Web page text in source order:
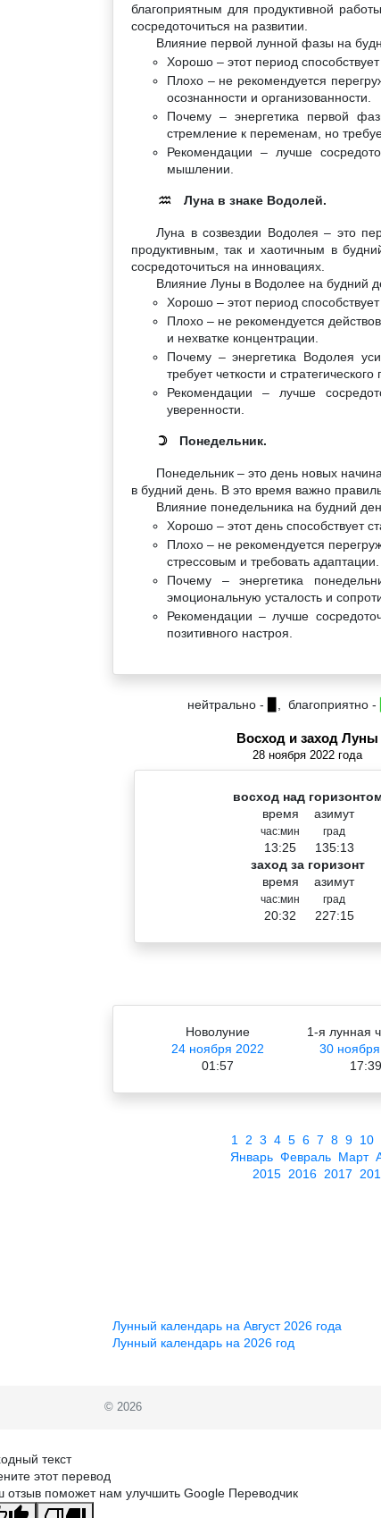
благоприятным для продуктивной
сосредоточиться на развитии.
Влияние первой лунной фазы на
Хорошо – этот период
Плохо – не рекомендуется
осознанности и организованности.
Почему – энергетика первой
стремление к переменам, но
Рекомендации – лучше
мышлении.
♒ Луна в знаке Водолей.
Луна в созвездии Водолея – это
продуктивным, так и хаотичным в
сосредоточиться на инновациях.
Влияние Луны в Водолее на будний
Хорошо – этот период
Плохо – не рекомендуется
и нехватке концентрации.
Почему – энергетика Водолея
требует четкости и стратегического
Рекомендации – лучше
уверенности.
☽ Понедельник.
Понедельник – это день новых
в будний день. В это время важно
Влияние понедельника на будний
Хорошо – этот день способствует
Плохо – не рекомендуется
стрессовым и требовать адаптации.
Почему – энергетика
эмоциональную усталость и
Рекомендации – лучше
позитивного настроя.
нейтрально - , благоприятно -
Восход и заход Луны
28 ноября 2022 года
восход над
время
час:мин
13:25
азимут
град
135:13
заход за горизонт
время
час:мин
20:32
азимут
град
227:15
Новолуние
24 ноября 2022
01:57
1-я лунная
30
17:39
1
2 3 4 5 6 7 8 9 10
Январь Февраль Март
2015 2016 2017
Лунный календарь на Август 2026 года
Лунный календарь на 2026 год
© 2026
текст
этот перевод
отзыв поможет нам улучшить Google Переводчик